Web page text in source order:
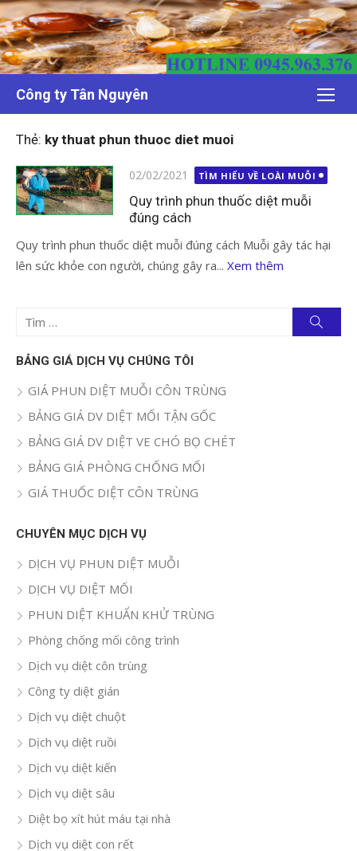
Chuyển
tới
nội
dung
Công ty Tân Nguyên
Thẻ: ky thuat phun thuoc diet muoi
Đăng
vào
02/02/2021 TÌM HIỂU VỀ LOÀI MUỖI
Quy trình phun thuốc diệt muỗi
đúng cách
Quy trình phun thuốc diệt muỗi đúng cách Muỗi gây tác hại
lên sức khỏe con người, chúng gây ra... Xem thêm
Tìm
quả
kiếm
BẢNG GIÁ DỊCH VỤ CHÚNG TÔI
GIÁ PHUN DIỆT MUỖI CÔN TRÙNG
BẢNG GIÁ DV DIỆT MỐI TẬN GỐC
BẢNG GIÁ DV DIỆT VE CHÓ BỌ CHÉT
BẢNG GIÁ PHÒNG CHỐNG MỐI
GIÁ THUỐC DIỆT CÔN TRÙNG
CHUYÊN MỤC DỊCH VỤ
DỊCH VỤ PHUN DIỆT MUỖI
DỊCH VỤ DIỆT MỐI
PHUN DIỆT KHUẨN KHỬ TRÙNG
Phòng chống mối công trình
Dịch vụ diệt côn trùng
Công ty diệt gián
Dịch vụ diệt chuột
Dịch vụ diệt ruồi
Dịch vụ diệt kiến
Dịch vụ diệt sâu
Diệt bọ xít hút máu tại nhà
Dịch vụ diệt con rết